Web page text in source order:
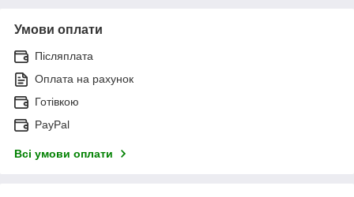
Умови оплати
Післяплата
Оплата на рахунок
Готівкою
PayPal
Всі умови оплати